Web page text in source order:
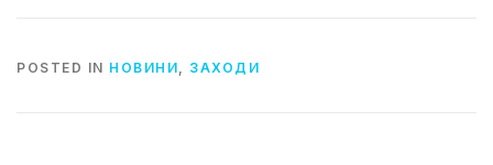
POSTED IN НОВИНИ ЗАХОДИ